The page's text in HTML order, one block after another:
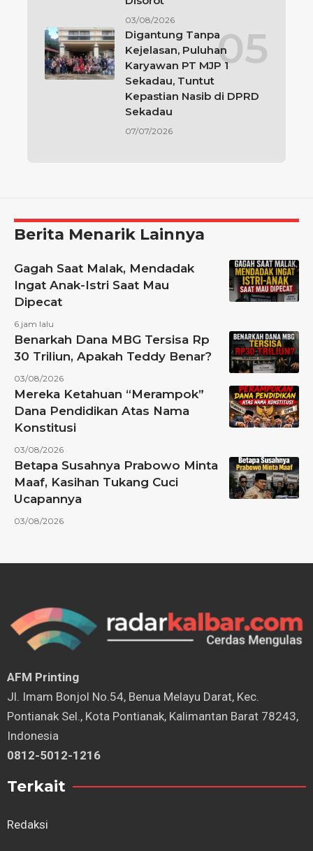
03/08/2026
Digantung Tanpa
Kejelasan, Puluhan
Karyawan PT MJP 1
Sekadau, Tuntut
Kepastian Nasib di DPRD
Sekadau
07/07/2026
Berita Menarik Lainnya
Gagah Saat Malak, Mendadak
Ingat Anak-Istri Saat Mau
Dipecat
6 jam lalu
Benarkah Dana MBG Tersisa Rp
30 Triliun, Apakah Teddy Benar?
03/08/2026
Mereka Ketahuan “Merampok”
Dana Pendidikan Atas Nama
Konstitusi
03/08/2026
Betapa Susahnya Prabowo Minta
Maaf, Kasihan Tukang Cuci
Ucapannya
03/08/2026
AFM Printing
⁠Jl. Imam Bonjol No.54, Benua Melayu Darat, Kec.
Pontianak Sel., Kota Pontianak, Kalimantan Barat 78243,
Indonesia
0812-5012-1216
Terkait
Redaksi